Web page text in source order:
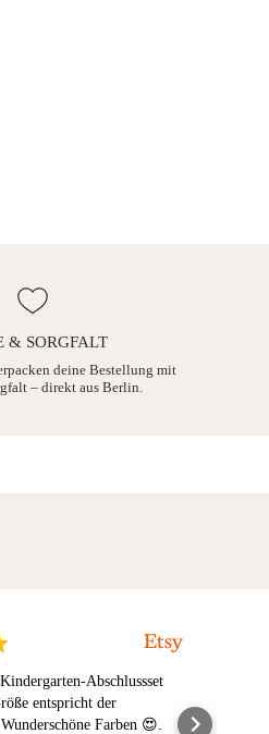
& SORGFALT
deine Bestellung mit
– direkt aus Berlin.
Abschlussset
entspricht der
Farben 😍.